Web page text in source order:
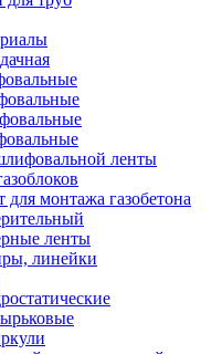
ленты
для монтажа газобетона
ленты
линейки